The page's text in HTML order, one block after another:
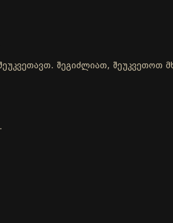
შეგიძლიათ,